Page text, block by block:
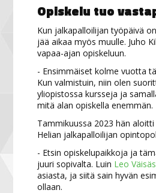
Opiskelu tuo
Kun jalkapalloilijan työpäivä
jää aikaa myös muulle. Juho
vapaa-ajan opiskeluun.
- Ensimmäiset kolme vuotta
Kun valmistuin, niin olen
yliopistossa kursseja ja
mitä alan opiskella enemmän.
Tammikuussa 2023 hän
Helian jalkapalloilijan
- Etsin opiskelupaikkoja ja
juuri sopivalta. Luin Leo
asiasta, ja siitä sain hyvän
ollaan.